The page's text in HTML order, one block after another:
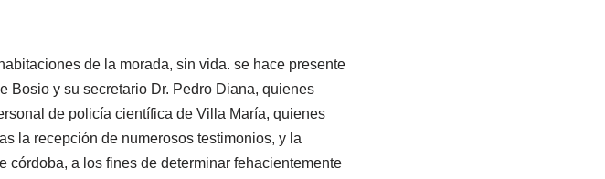
de la morada, sin vida. se hace presente
Bosio y su secretario Dr. Pedro Diana, quienes
de policía científica de Villa María, quienes
la recepción de numerosos testimonios, y la
a los fines de determinar fehacientemente